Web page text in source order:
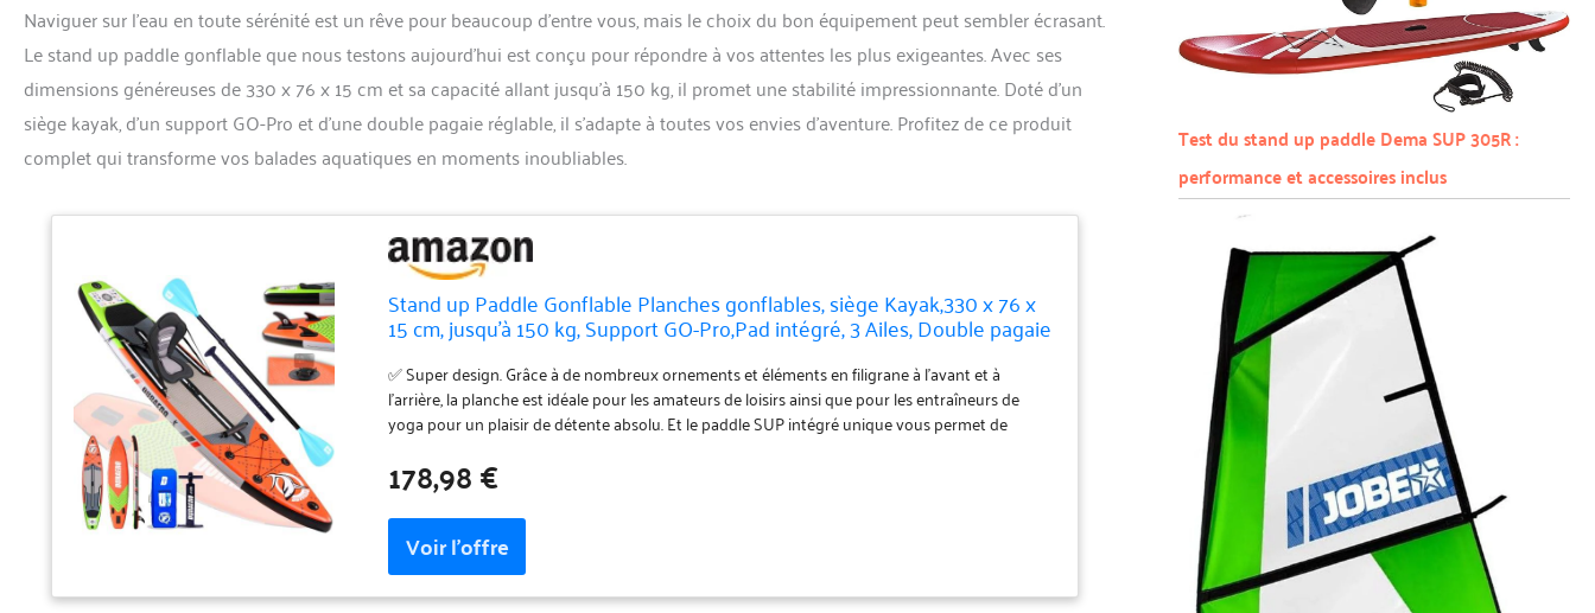
Naviguer sur l’eau en toute sérénité est un rêve pour beaucoup d’entre vous, mais le choix du bon équipement peut sembler écrasant.
Le stand up paddle gonflable que nous testons aujourd’hui est conçu pour répondre à vos attentes les plus exigeantes. Avec ses
dimensions généreuses de 330 x 76 x 15 cm et sa capacité allant jusqu’à 150 kg, il promet une stabilité impressionnante. Doté d’un
siège kayak, d’un support GO-Pro et d’une double pagaie réglable, il s’adapte à toutes vos envies d’aventure. Profitez de ce produit
complet qui transforme vos balades aquatiques en moments inoubliables.
Stand up Paddle Gonflable Planches gonflables, siège Kayak,330 x 76 x
15 cm, jusqu'à 150 kg, Support GO-Pro,Pad intégré, 3 Ailes, Double pagaie
réglable, Accessoires complets (Rouge)
✅ Super design. Grâce à de nombreux ornements et éléments en filigrane à l'avant et à
l'arrière, la planche est idéale pour les amateurs de loisirs ainsi que pour les entraîneurs de
yoga pour un plaisir de détente absolu. Et le paddle SUP intégré unique vous permet de
maintenant la vitesse. ✅ Kayak et Stand Up Paddle Board en une seule pièce. Nous pensons
que vous ne devriez pas choisir entre l'un des deux, c'est pourquoi nous avons développé un
iSUP qui peut les deux. Si vous êtes fatigué ou si vous voulez juste une variété de choses, vous
pouvez facilement convertir la planche SUP en kayak. ✅ La planche de SUP gonflable a une
base de caméra à l'avant. Utilisez le support pratique pour caméra d'action pour vos futures
randonnées en pagaie pour prendre de superbes photos à l'aide du support intégré
178,98 €
Test du stand up paddle Dema SUP 305R :
performance et accessoires inclus